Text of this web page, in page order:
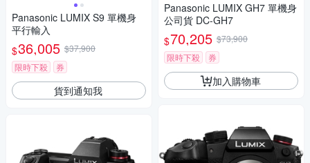
Panasonic LUMIX S9 單機身
平行輸入
$36,005 $37,900
限時下殺
券
貨到通知我
Panasonic LUMIX GH7 單機身
公司貨 DC-GH7
$70,205 $73,900
限時下殺
券
加入購物車